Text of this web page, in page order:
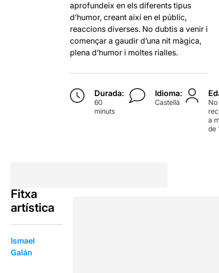
aprofundeix en els diferents tipus
d’humor, creant així en el públic,
reaccions diverses. No dubtis a venir i
començar a gaudir d’una nit màgica,
plena d’humor i moltes rialles.
Durada:
60
minuts
Idioma:
Castellà
No
a
de
Fitxa
artística
Ismael
Galán